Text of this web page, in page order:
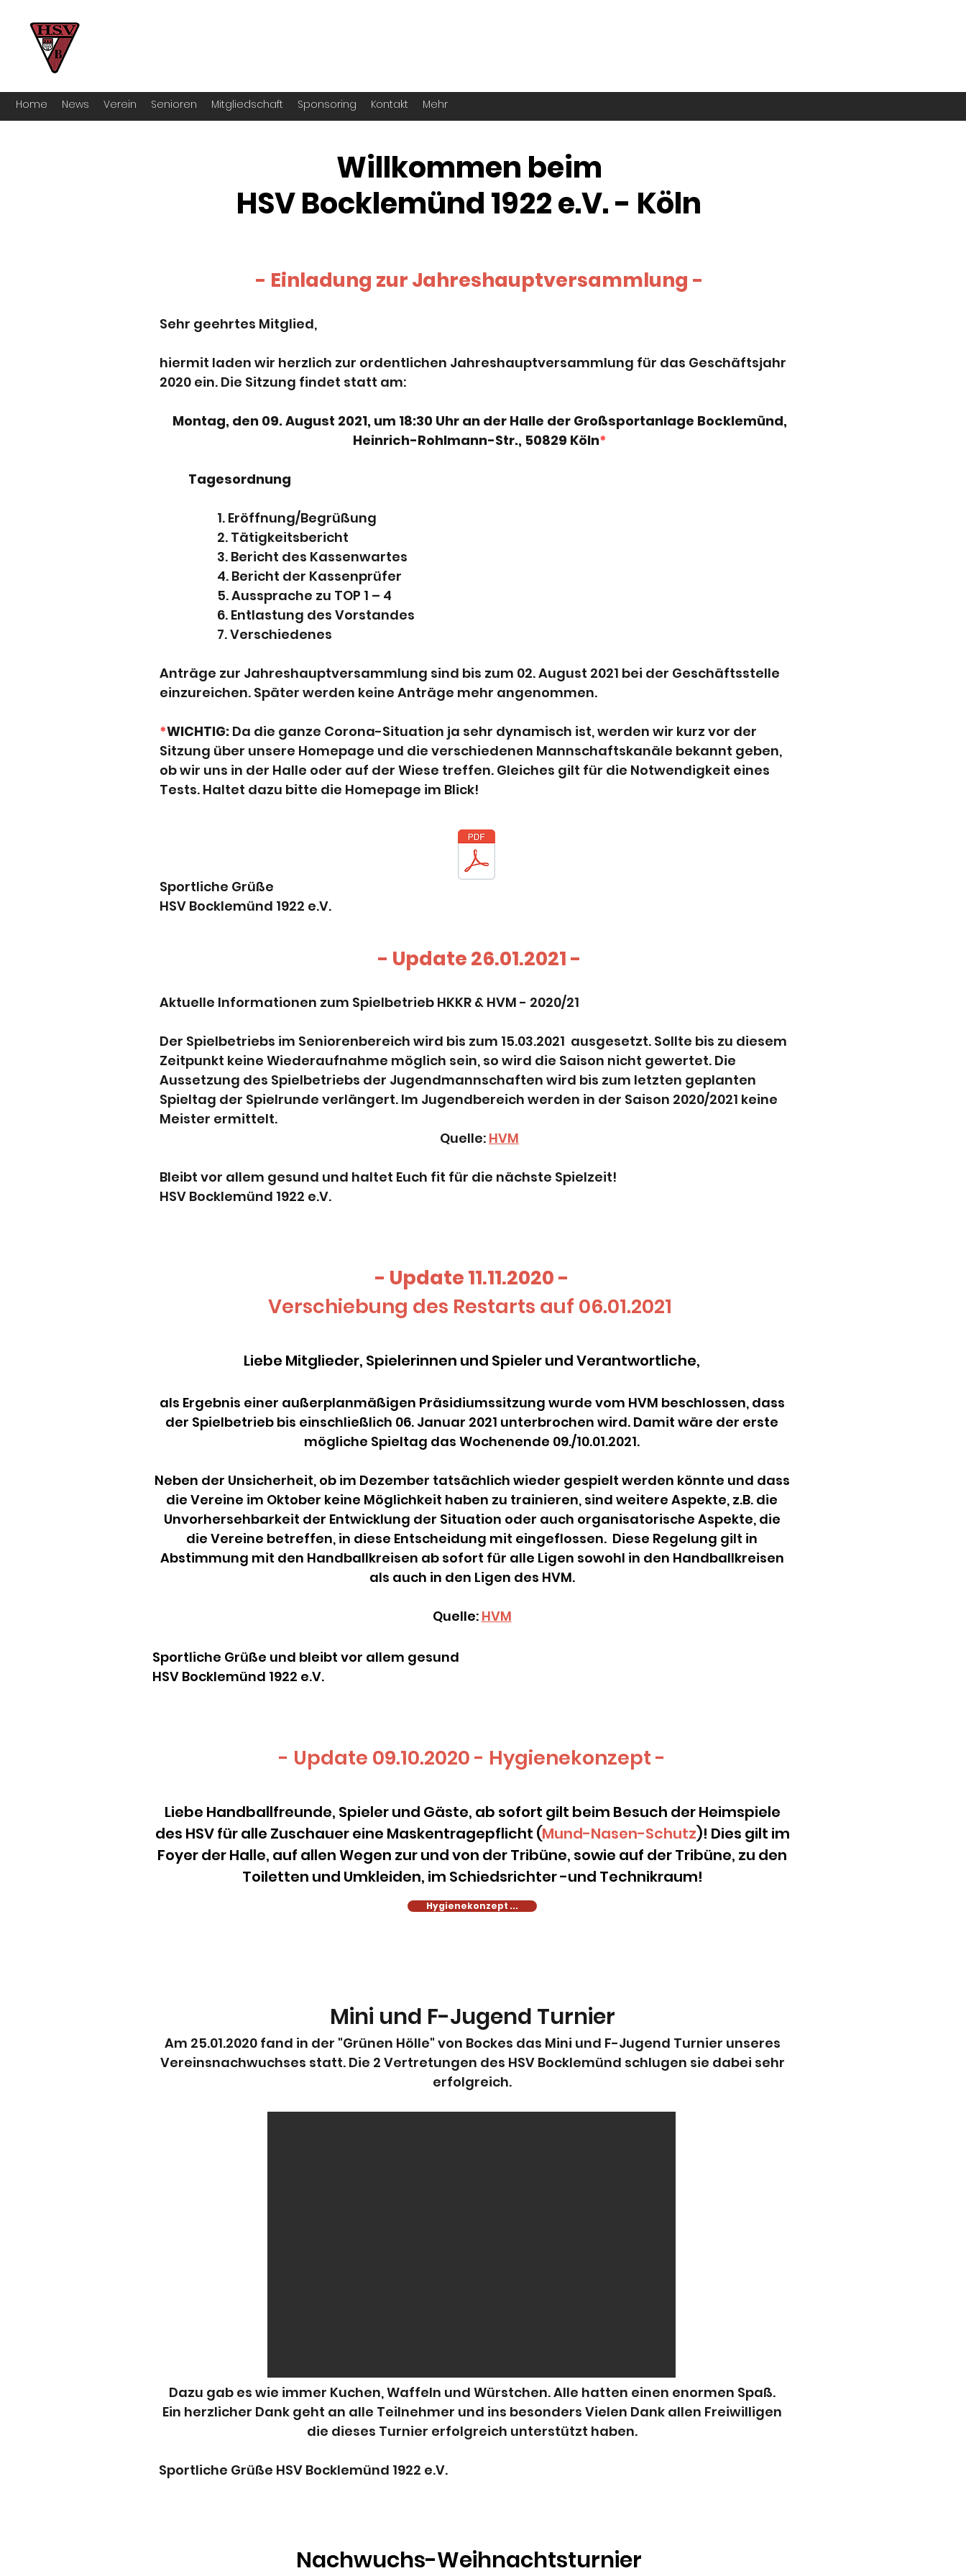
Home News Verein Senioren Mitgliedschaft Sponsoring Kontakt Mehr
Willkommen beim
HSV Bocklemünd 1922 e.V. - Köln
- Einladung zur Jahreshauptversammlung -
Sehr geehrtes Mitglied,
hiermit laden wir herzlich zur ordentlichen Jahreshauptversammlung für das Geschäftsjahr
2020 ein. Die Sitzung findet statt am:
Montag, den 09. August 2021, um 18:30 Uhr an der Halle der Großsportanlage Bocklemünd,
Heinrich-Rohlmann-Str., 50829 Köln*
Tagesordnung
1. Eröffnung/Begrüßung
2. Tätigkeitsbericht
3. Bericht des Kassenwartes
4. Bericht der Kassenprüfer
5. Aussprache zu TOP 1 – 4
6. Entlastung des Vorstandes
7. Verschiedenes
Anträge zur Jahreshauptversammlung sind bis zum 02. August 2021 bei der Geschäftsstelle
einzureichen. Später werden keine Anträge mehr angenommen.
*WICHTIG: Da die ganze Corona-Situation ja sehr dynamisch ist, werden wir kurz vor der
Sitzung über unsere Homepage und die verschiedenen Mannschaftskanäle bekannt geben,
ob wir uns in der Halle oder auf der Wiese treffen. Gleiches gilt für die Notwendigkeit eines
Tests. Haltet dazu bitte die Homepage im Blick!
Sportliche Grüße
HSV Bocklemünd 1922 e.V.
- Update 26.01.2021 -
Aktuelle Informationen zum Spielbetrieb HKKR & HVM - 2020/21
Der Spielbetriebs im Seniorenbereich wird bis zum 15.03.2021 ausgesetzt. Sollte bis zu diesem
Zeitpunkt keine Wiederaufnahme möglich sein, so wird die Saison nicht gewertet. Die
Aussetzung des Spielbetriebs der Jugendmannschaften wird bis zum letzten geplanten
Spieltag der Spielrunde verlängert. Im Jugendbereich werden in der Saison 2020/2021 keine
Meister ermittelt.
Quelle: HVM
Bleibt vor allem gesund und haltet Euch fit für die nächste Spielzeit!
HSV Bocklemünd 1922 e.V.
- Update 11.11.2020 -
Verschiebung des Restarts auf 06.01.2021
Liebe Mitglieder, Spielerinnen und Spieler und Verantwortliche,
als Ergebnis einer außerplanmäßigen Präsidiumssitzung wurde vom HVM beschlossen, dass
der Spielbetrieb bis einschließlich 06. Januar 2021 unterbrochen wird. Damit wäre der erste
mögliche Spieltag das Wochenende 09./10.01.2021.
Neben der Unsicherheit, ob im Dezember tatsächlich wieder gespielt werden könnte und dass
die Vereine im Oktober keine Möglichkeit haben zu trainieren, sind weitere Aspekte, z.B. die
Unvorhersehbarkeit der Entwicklung der Situation oder auch organisatorische Aspekte, die
die Vereine betreffen, in diese Entscheidung mit eingeflossen. Diese Regelung gilt in
Abstimmung mit den Handballkreisen ab sofort für alle Ligen sowohl in den Handballkreisen
als auch in den Ligen des HVM.
Quelle: HVM
Sportliche Grüße und bleibt vor allem gesund
HSV Bocklemünd 1922 e.V.
- Update 09.10.2020 - Hygienekonzept -
Liebe Handballfreunde, Spieler und Gäste, ab sofort gilt beim Besuch der Heimspiele
des HSV für alle Zuschauer eine Maskentragepflicht (Mund-Nasen-Schutz)! Dies gilt im
Foyer der Halle, auf allen Wegen zur und von der Tribüne, sowie auf der Tribüne, zu den
Toiletten und Umkleiden, im Schiedsrichter -und Technikraum!
Hygienekonzept ...
Mini und F-Jugend Turnier
Am 25.01.2020 fand in der "Grünen Hölle" von Bockes das Mini und F-Jugend Turnier unseres
Vereinsnachwuchses statt. Die 2 Vertretungen des HSV Bocklemünd schlugen sie dabei sehr
erfolgreich.
Dazu gab es wie immer Kuchen, Waffeln und Würstchen. Alle hatten einen enormen Spaß.
Ein herzlicher Dank geht an alle Teilnehmer und ins besonders Vielen Dank allen Freiwilligen
die dieses Turnier erfolgreich unterstützt haben.
Sportliche Grüße HSV Bocklemünd 1922 e.V.
Nachwuchs-Weihnachtsturnier